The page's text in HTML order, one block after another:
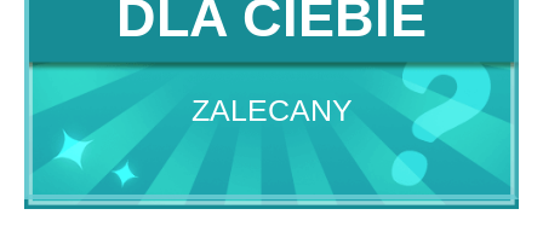
DLA CIEBIE
ZALECANY